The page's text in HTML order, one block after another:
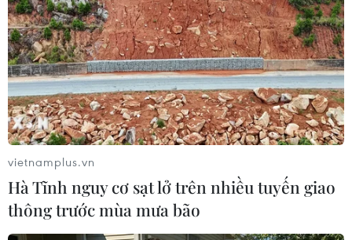
TIN LIÊN QUAN
vietnamplus.vn
Hà Tĩnh nguy cơ sạt lở trên nhiều tuyến giao
thông trước mùa mưa bão